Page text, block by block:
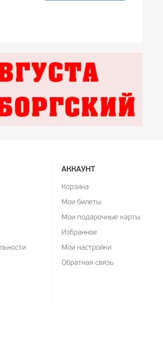
АККАУНТ
Корзина
Мои билеты
Мои подарочные карты
Избранное
Мои настройки
Обратная связь